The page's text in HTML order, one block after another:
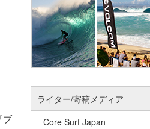
ブ
ライター/寄稿メディア
Core Surf Japan